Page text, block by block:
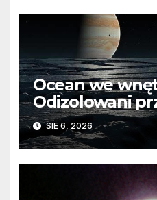
Ocean we
Odizolowani
barierę
SIE 6, 2026